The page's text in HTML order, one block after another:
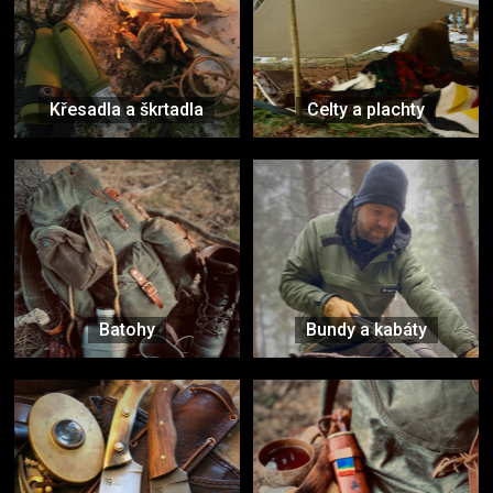
Křesadla a škrtadla Celty a plachty
Batohy Bundy a kabáty